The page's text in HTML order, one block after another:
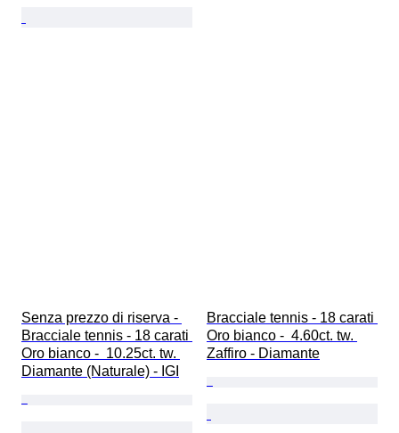
Senza prezzo di riserva -
Bracciale tennis - 18 carati
Oro bianco -  10.25ct. tw.
Diamante (Naturale) - IGI
Bracciale tennis - 18 carati
Oro bianco -  4.60ct. tw.
Zaffiro - Diamante